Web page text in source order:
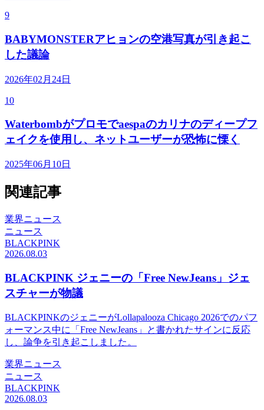
9
BABYMONSTERアヒョンの空港写真が引き起こ
した議論
2026年02月24日
10
Waterbombがプロモでaespaのカリナのディープフ
ェイクを使用し、ネットユーザーが恐怖に慄く
2025年06月10日
関連記事
業界ニュース
ニュース
BLACKPINK
2026.08.03
BLACKPINK ジェニーの「Free NewJeans」ジェ
スチャーが物議
BLACKPINKのジェニーがLollapalooza Chicago 2026でのパフ
ォーマンス中に「Free NewJeans」と書かれたサインに反応
し、論争を引き起こしました。
業界ニュース
ニュース
BLACKPINK
2026.08.03